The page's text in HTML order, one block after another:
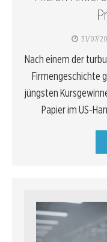
31/07/
Nach einem der
Firmengeschichte
jüngsten
Papier im US-